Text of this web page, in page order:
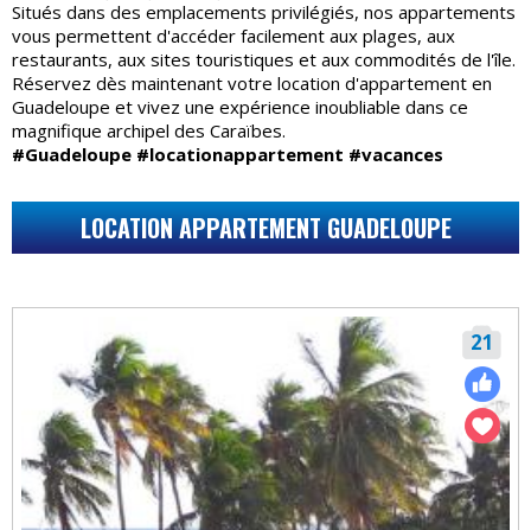
Situés dans des emplacements privilégiés, nos appartements
vous permettent d'accéder facilement aux plages, aux
restaurants, aux sites touristiques et aux commodités de l'île.
Réservez dès maintenant votre location d'appartement en
Guadeloupe et vivez une expérience inoubliable dans ce
magnifique archipel des Caraïbes.
#Guadeloupe #locationappartement #vacances
LOCATION APPARTEMENT GUADELOUPE
21